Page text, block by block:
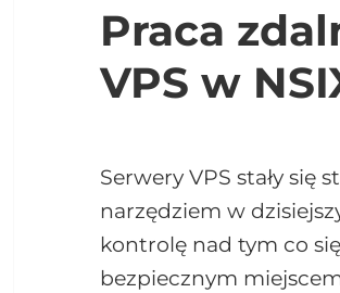
Praca
VPS w
Serwery VPS stały się
narzędziem w
kontrolę nad tym co
bezpiecznym